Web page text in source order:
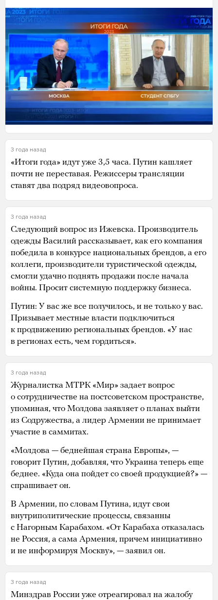
3 года назад
«Итоги года» идут уже 3,5 часа. Путин кашляет
почти не переставая. Режиссеры трансляции
ставят два подряд видеовопроса.
3 года назад
Следующий вопрос из Ижевска. Производитель
одежды Василий рассказывает, как его компания
победила в конкурсе национальных брендов, а его
коллеги, производители туристической одежды,
смогли удачно поднять продажи после начала
войны. Просит системную поддержку бизнеса.
Путин: У вас же все получилось, и не только у вас.
Призывает местные власти подключиться
к продвижению региональных брендов. «У нас
в регионах есть, чем гордиться».
3 года назад
Журналистка МТРК «Мир» задает вопрос
о сотрудничестве на постсоветском пространстве,
упоминая, что Молдова заявляет о планах выйти
из Содружества, а лидер Армении не принимает
участие в саммитах.
«Молдова — беднейшая страна Европы», —
говорит Путин, добавляя, что Украина теперь еще
беднее. «Куда она пойдет со своей продукцией?» —
спрашивает он.
В Армении, по словам Путина, идут свои
внутриполитические процессы, связанны
с Нагорным Карабахом. «От Карабаха отказалась
не Россия, а сама Армения, причем инициативно
и не информируя Москву», — заявил он.
3 года назад
Минздрав России уже отреагировал на жалобу